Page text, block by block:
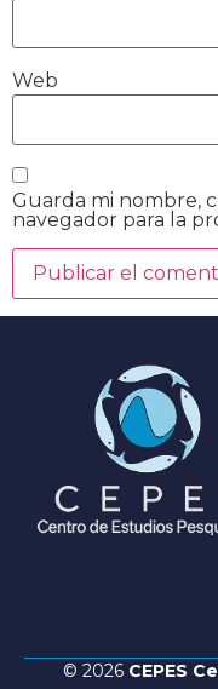
Web
Guarda mi nombre,
navegador para la
© 2026 CEPES